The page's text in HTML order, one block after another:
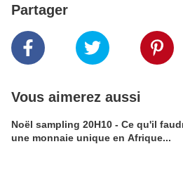
Partager
Vous aimerez aussi
Noël sampling 20H10 - Ce qu'il
une monnaie unique en Afrique...